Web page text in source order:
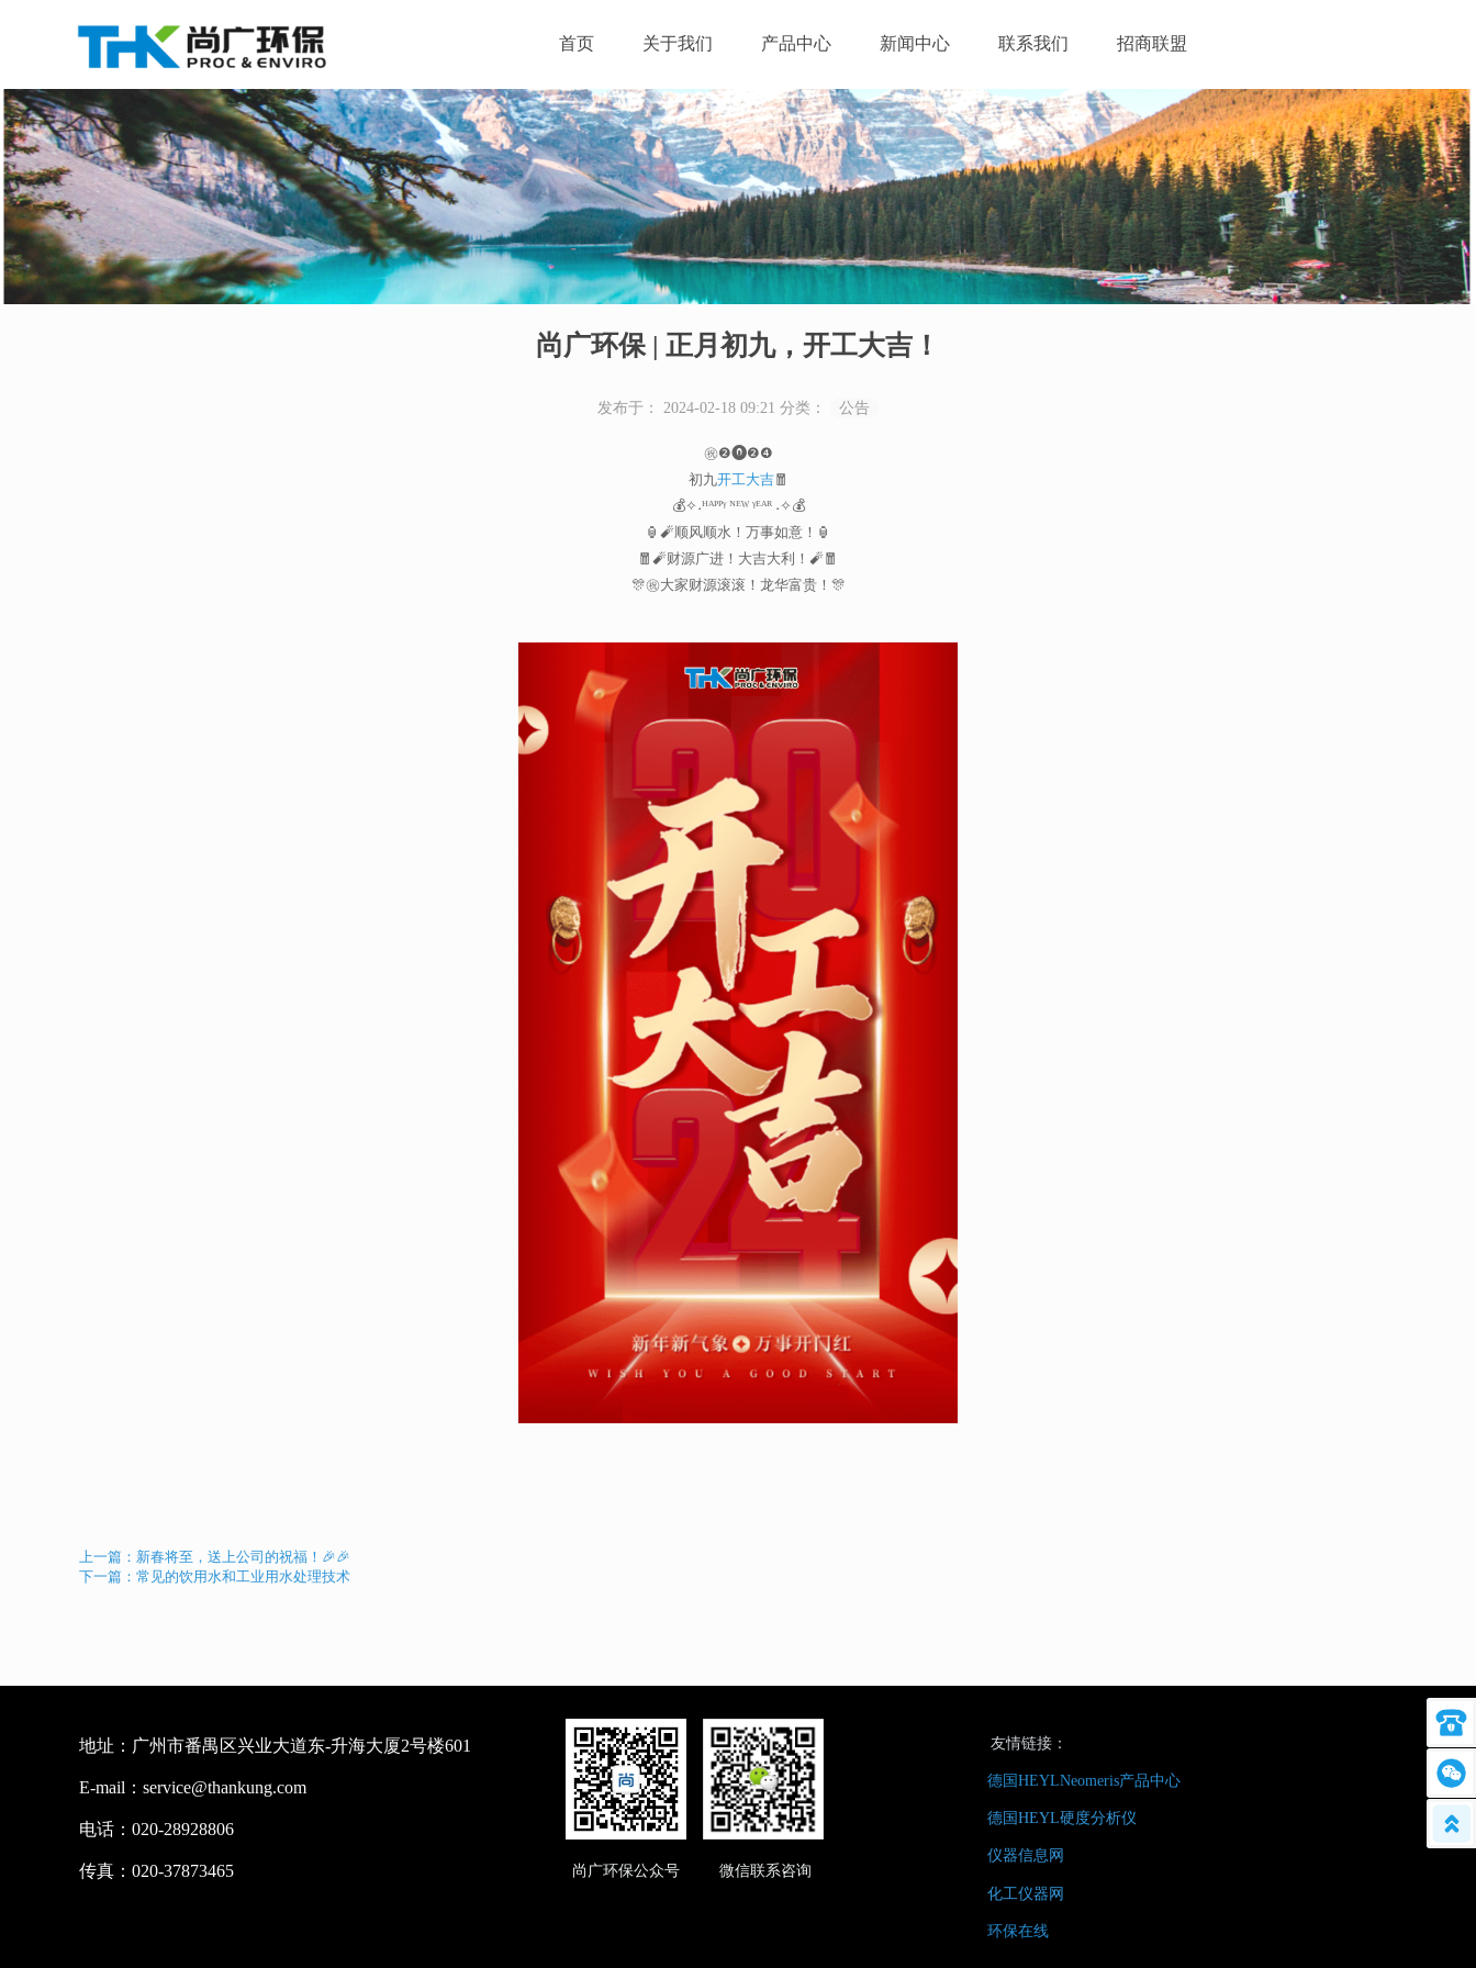
首页 关于我们 产品中心 新闻中心 联系我们 招商联盟
尚广环保 | 正月初九，开工大吉！
发布于： 2024-02-18 09:21 分类： 公告
㊗️❷⓿❷❹
初九开工大吉🧧
💰✧˖ᴴᴬᴾᴾᵞ ᴺᴱᵂ ᵞᴱᴬᴿ ˖✧💰
🏮🧨顺风顺水！万事如意！🏮
🧧🧨财源广进！大吉大利！🧨🧧
🎊㊗️大家财源滚滚！龙华富贵！🎊
上一篇：新春将至，送上公司的祝福！🎉🎉
下一篇：常见的饮用水和工业用水处理技术
地址：广州市番禺区兴业大道东-升海大厦2号楼601
E-mail：service@thankung.com
电话：020-28928806
传真：020-37873465 尚广环保公众号 微信联系咨询
友情链接：
德国HEYLNeomeris产品中心
德国HEYL硬度分析仪
仪器信息网
化工仪器网
环保在线
联系
返回